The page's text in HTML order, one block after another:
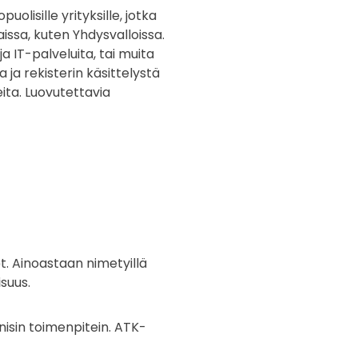
yrityksille, jotka
kuten Yhdysvalloissa.
IT-palveluita, tai muita
ja rekisterin käsittelystä
Luovutettavia
Ainoastaan nimetyillä
toimenpitein. ATK-